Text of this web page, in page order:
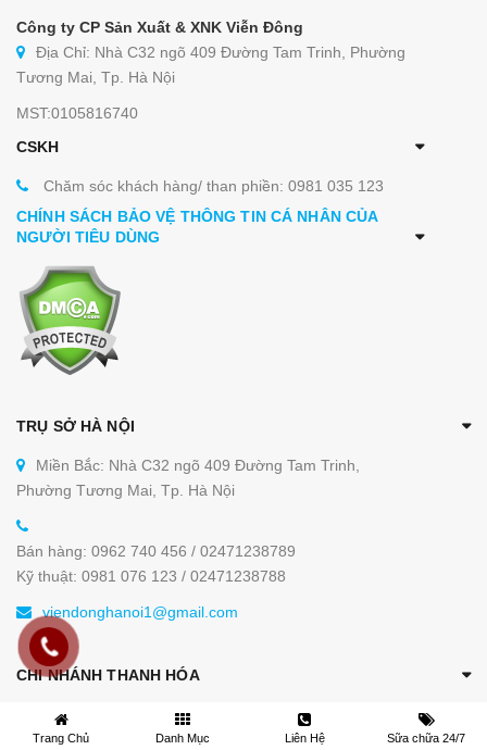
Công ty CP Sản Xuất & XNK Viễn Đông
Địa Chỉ: Nhà C32 ngõ 409 Đường Tam Trinh, Phường
Tương Mai, Tp. Hà Nội
MST:0105816740
CSKH
Chăm sóc khách hàng/ than phiền: 0981 035 123
CHÍNH SÁCH BẢO VỆ THÔNG TIN CÁ NHÂN CỦA
NGƯỜI TIÊU DÙNG
TRỤ SỞ HÀ NỘI
Miền Bắc: Nhà C32 ngõ 409 Đường Tam Trinh,
Phường Tương Mai, Tp. Hà Nội
Bán hàng: 0962 740 456 / 02471238789
Kỹ thuật: 0981 076 123 / 02471238788
viendonghanoi1@gmail.com
CHI NHÁNH THANH HÓA
Số 07/02/03 Đường Hoàng Quốc Việt, Đông Hải, Tp
Thanh Hóa (Gần Trường THCS Đông Hải)
Trang Chủ Danh Mục Liên Hệ Sữa chữa 24/7